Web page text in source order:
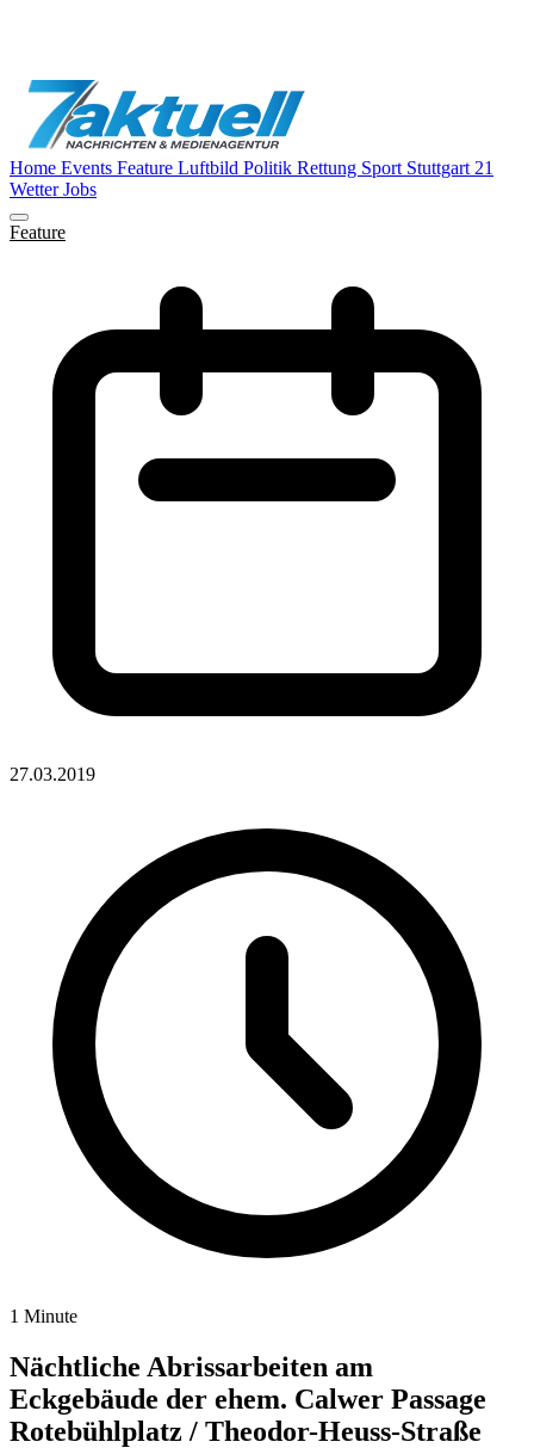
Home Events Feature Luftbild Politik Rettung Sport Stuttgart 21
WetterJobs
Feature
27.03.2019
1 Minute
Nächtliche Abrissarbeiten am
Eckgebäude der ehem. Calwer Passage
Rotebühlplatz / Theodor-Heuss-Straße